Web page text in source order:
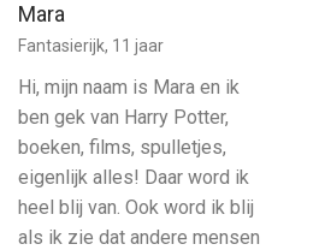
Mara
Fantasierijk, 11 jaar
Hi, mijn naam is Mara en ik
ben gek van Harry Potter,
boeken, films, spulletjes,
eigenlijk alles! Daar word ik
heel blij van. Ook word ik blij
als ik zie dat andere mensen